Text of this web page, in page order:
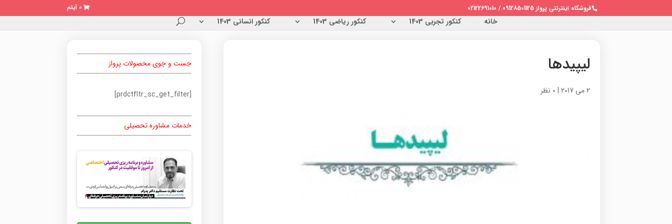
فروشگاه اینترنتی پرواز 09128501125 / 02122691010 0 آیتم
خانه کنکور تجربی 1403 کنکور ریاضی 1403 کنکور انسانی 1403
لیپیدها
2 می 2017 | 0 نظر
جست و جوی محصولات پرواز
[prdctfltr_sc_get_filter]
خدمات مشاوره تحصیلی